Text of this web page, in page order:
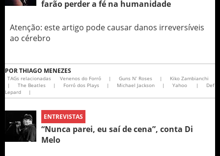
farão perder a fé na humanidade
Atenção: este artigo pode causar danos irreversíveis
ao cérebro
PORTHIAGO MENEZES
TAGs relacionadas Venenos do Forró | Guns N’ Roses |
Kiko Zambianchi
|
The Beatles | Forró dos Plays | Michael Jackson | Yahoo |
Def
Lepard
|
ENTREVISTAS
“Nunca parei, eu saí de cena”, conta Di
Melo